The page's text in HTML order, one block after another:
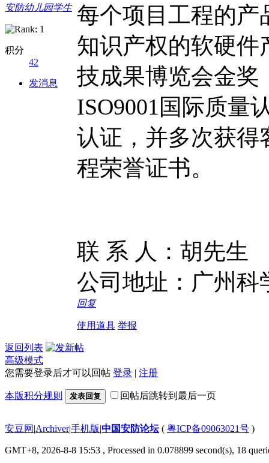
安防幼儿园学生
积分
42
发消息
每个项目工程的产
知识产权的软硬件
技成果博览会金奖
ISO9001国际质量
认证，并多次获得
程荣誉证书。
联 系 人：胡先生
公司地址：广州科
回复
使用道具 举报
返回列表
高级模式
您需要登录后才可以回帖 登录 | 注册
本版积分规则 发表回复 回帖后跳转到最后一页
安豆网 |Archiver|手机版|中国安防论坛( 粤ICP备09063021号 )
GMT+8, 2026-8-8 15:53 , Processed in 0.078899 second(s), 18